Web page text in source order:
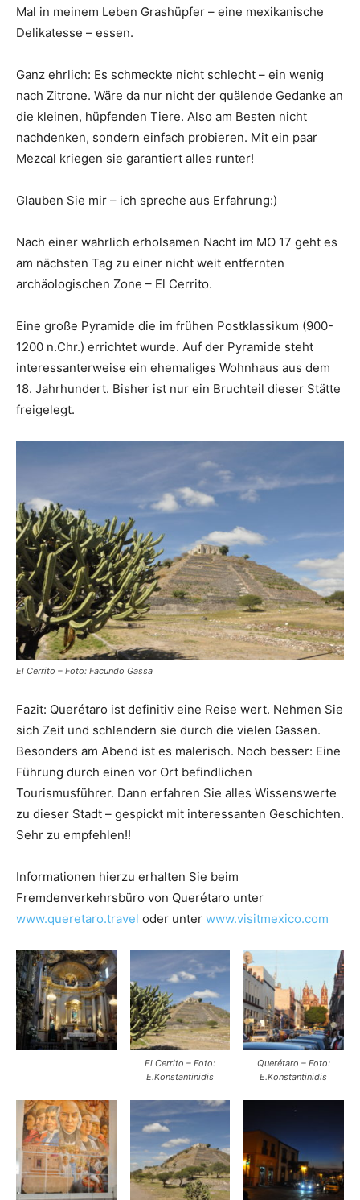
Mal in meinem Leben Grashüpfer – eine mexikanische
Delikatesse – essen.
Ganz ehrlich: Es schmeckte nicht schlecht – ein wenig
nach Zitrone. Wäre da nur nicht der quälende Gedanke an
die kleinen, hüpfenden Tiere. Also am Besten nicht
nachdenken, sondern einfach probieren. Mit ein paar
Mezcal kriegen sie garantiert alles runter!
Glauben Sie mir – ich spreche aus Erfahrung:)
Nach einer wahrlich erholsamen Nacht im MO 17 geht es
am nächsten Tag zu einer nicht weit entfernten
archäologischen Zone – El Cerrito.
Eine große Pyramide die im frühen Postklassikum (900-
1200 n.Chr.) errichtet wurde. Auf der Pyramide steht
interessanterweise ein ehemaliges Wohnhaus aus dem
18. Jahrhundert. Bisher ist nur ein Bruchteil dieser Stätte
freigelegt.
El Cerrito – Foto: Facundo Gassa
Fazit: Querétaro ist definitiv eine Reise wert. Nehmen Sie
sich Zeit und schlendern sie durch die vielen Gassen.
Besonders am Abend ist es malerisch. Noch besser: Eine
Führung durch einen vor Ort befindlichen
Tourismusführer. Dann erfahren Sie alles Wissenswerte
zu dieser Stadt – gespickt mit interessanten Geschichten.
Sehr zu empfehlen!!
Informationen hierzu erhalten Sie beim
Fremdenverkehrsbüro von Querétaro unter
www.queretaro.travel oder unter www.visitmexico.com
El Cerrito – Foto:
E.Konstantinidis
Querétaro – Foto:
E.Konstantinidis